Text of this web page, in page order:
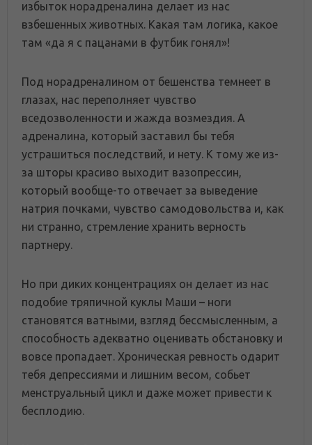
избыток норадреналина делает из нас
взбешенных животных. Какая там логика, какое
там «да я с пацанами в футбик гонял»!
Под норадреналином от бешенства темнеет в
глазах, нас переполняет чувство
вседозволенности и жажда возмездия. А
адреналина, который заставил бы тебя
устрашиться последствий, и нету. К тому же из-
за шторы красиво выходит вазопрессин,
который вообще-то отвечает за выведение
натрия почками, чувство самодовольства и, как
ни странно, стремление хранить верность
партнеру.
Но при диких концентрациях он делает из нас
подобие тряпичной куклы Маши – ноги
становятся ватными, взгляд бессмысленным, а
способность адекватно оценивать обстановку и
вовсе пропадает. Хроническая ревность одарит
тебя депрессиями и лишним весом, собьет
менструальный цикл и даже может привести к
бесплодию.